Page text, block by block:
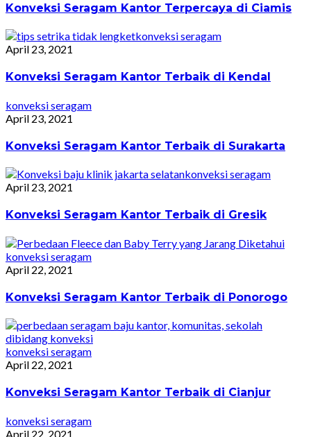
Konveksi Seragam Kantor Terpercaya di Ciamis
konveksi seragam
April 23, 2021
Konveksi Seragam Kantor Terbaik di Kendal
konveksi seragam
April 23, 2021
Konveksi Seragam Kantor Terbaik di Surakarta
konveksi seragam
April 23, 2021
Konveksi Seragam Kantor Terbaik di Gresik
konveksi seragam
April 22, 2021
Konveksi Seragam Kantor Terbaik di Ponorogo
konveksi seragam
April 22, 2021
Konveksi Seragam Kantor Terbaik di Cianjur
konveksi seragam
April 22, 2021